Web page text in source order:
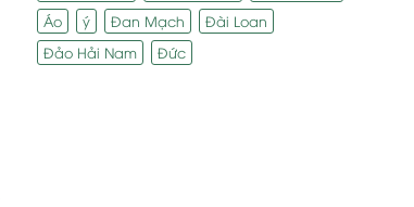
Áo
ý Đan Mạch
Đài Loan
Đảo Hải Nam
Đức